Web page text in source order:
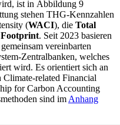
ist in Abbildung 9
stehen THG-Kennzahlen
(WACI), die Total
. Seit 2023 basieren
vereinbarten
Zentralbanken, welches
wird. Es orientiert sich an
related Financial
for Carbon Accounting
sind im Anhang